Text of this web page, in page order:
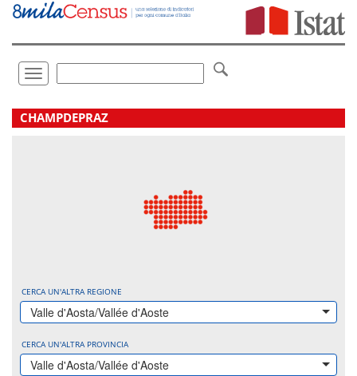
Vai
direttamente
Toggle
navigation
.
CHAMPDEPRAZ
CERCA UN'ALTRA REGIONE
Valle d'Aosta/Vallée d'Aoste
CERCA UN'ALTRA PROVINCIA
Valle d'Aosta/Vallée d'Aoste